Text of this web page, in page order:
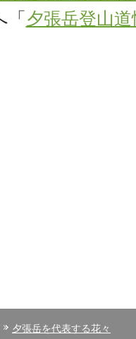
夕張岳登山
夕張岳を代表する花々